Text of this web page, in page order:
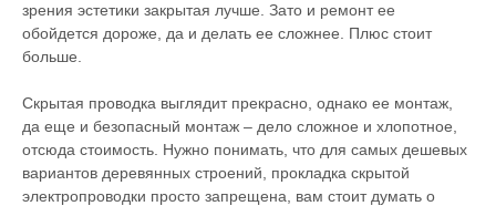
зрения эстетики закрытая лучше. Зато и ремонт ее
обойдется дороже, да и делать ее сложнее. Плюс стоит
больше.
Скрытая проводка выглядит прекрасно, однако ее монтаж,
да еще и безопасный монтаж – дело сложное и хлопотное,
отсюда стоимость. Нужно понимать, что для самых дешевых
вариантов деревянных строений, прокладка скрытой
электропроводки просто запрещена, вам стоит думать о